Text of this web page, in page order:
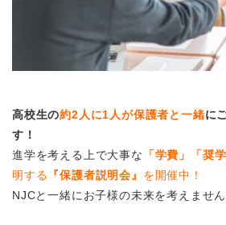
高校生の約2人に1人が保護者と一緒に
す！
進学を考える上で大事な
「学費」「奨学
明する 『保護者説明会』 を開催中！
NJCと一緒にお子様の未来を考えません